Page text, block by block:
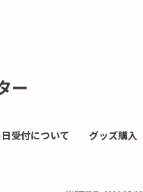
ー
受付について グッズ購入